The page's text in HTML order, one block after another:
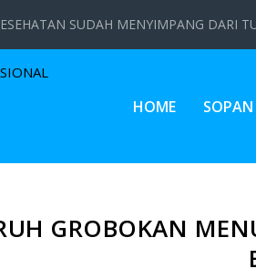
SUDAH MENYIMPANG DARI
HOME SOPAN
GROBOKAN